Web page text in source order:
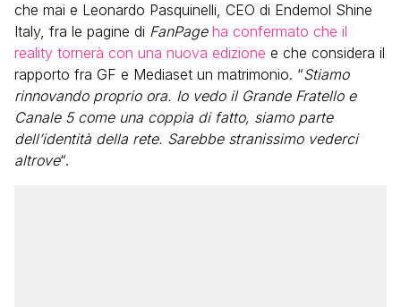
che mai e Leonardo Pasquinelli, CEO di Endemol Shine
Italy, fra le pagine di FanPage ha confermato che il
reality tornerà con una nuova edizione e che considera il
rapporto fra GF e Mediaset un matrimonio. “Stiamo
rinnovando proprio ora. Io vedo il Grande Fratello e
Canale 5 come una coppia di fatto, siamo parte
dell’identità della rete. Sarebbe stranissimo vederci
altrove“.